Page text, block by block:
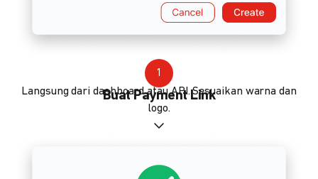
1
Buat Payment Link
Langsung dari dashboard atau API. Sesuaikan warna dan
logo.